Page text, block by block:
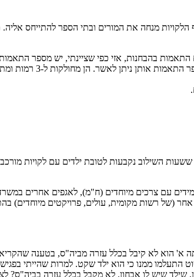
מנחה את המורים ובתי הספר להתייחס אליה.
בהבחנות, אזי כפי שציינתי, יש מספר
ל-3 רמות ומתייחסות לדרגות החומרה של הלקות. מצ"ב קישור:
השילוב נקבעות לטובת ילדים עם לקויות
עם צרכים מיוחדים (ח"מ), לאגפים אחרים במשרד
(של רשות מקומית, עולים, פרויקטים מיוחדים)
א' הוא לא קיבל בכלל עזרה מביה"ס, בטענה
התעלמו ממנו כי הוא ילד שקט. למרות שהייתי
בינתיים ניסנו כבר 4 סוגים… איך זה יתכן, שילד שיש לו אבחון,